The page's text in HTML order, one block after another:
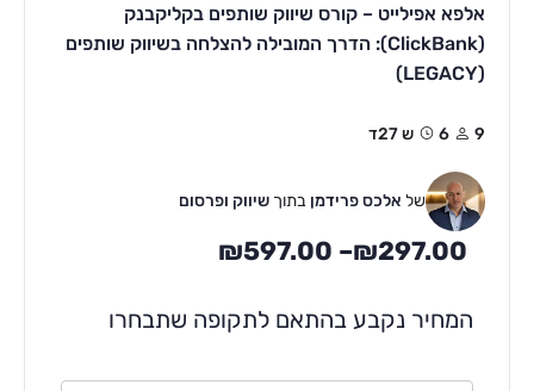
אלפא אפילייט – קורס שיווק שותפים בקליקבנק
(ClickBank): הדרך המובילה להצלחה בשיווק שותפים
(LEGACY)
9 6ש 27ד
של אלכס פרידמן בתוך שיווק ופרסום
₪297.00
–
₪597.00
המחיר נקבע בהתאם לתקופה שתבחרו